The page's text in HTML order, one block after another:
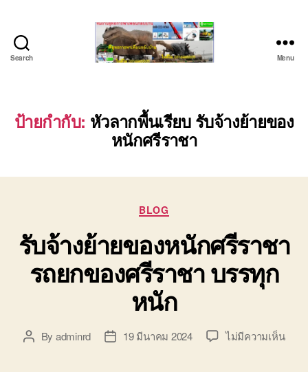
Search
เครื่องจักร
ระยอง
ชลบุรี
เซียน
จำกัด)
บริการ
รถยก
รถ
รับจ้าง
ใน
เขต
บ่อ
ติดต่อ
Menu
ป้ายกำกับ: หัวลากพื้นเรียบ รับจ้างย้ายของ
หนักศรีราชา
Categories
BLOG
รับจ้างย้ายของหนักศรีราชา
รถยกของศรีราชา บรรทุก
หนัก
PostBy adminrd
Post19 มีนาคม 2024 ไม่มีความเห็นบน